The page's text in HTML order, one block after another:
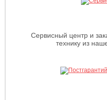
Сервисный центр и
технику из